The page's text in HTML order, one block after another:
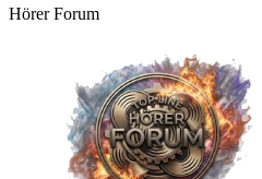
Rehlein
Rehmusik
20:00 Uhr LIVE
Apanatschi
Feierabend
Hörer Forum